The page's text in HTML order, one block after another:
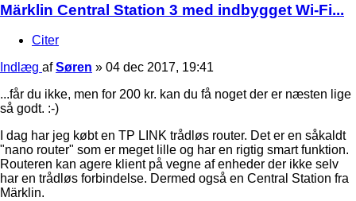
Märklin Central Station 3 med indbygget Wi-Fi...
Citer
Indlæg afSøren » 04 dec 2017, 19:41
...får du ikke, men for 200 kr. kan du få noget der er næsten lige
så godt. :-)
I dag har jeg købt en TP LINK trådløs router. Det er en såkaldt
"nano router" som er meget lille og har en rigtig smart funktion.
Routeren kan agere klient på vegne af enheder der ikke selv
har en trådløs forbindelse. Dermed også en Central Station fra
Märklin.